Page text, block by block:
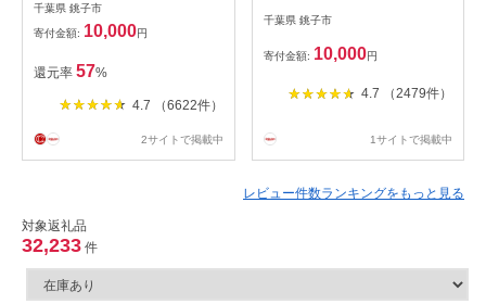
千葉県 銚子市
寄付金額: 10,000円
還元率 57%
4.7 （6622件）
2サイトで掲載中
鯖 さば 無塩 有塩 骨なし 骨
大容量 人気 魚 魚介 魚貝 海
さと納税 ふるさと納税鯖 千
iidachoshi
千葉県 銚子市
寄付金額: 10,000円
4.7 （2479件）
1サイトで掲載中
レビュー件数ランキングをもっと見る
対象返礼品
32,233 件